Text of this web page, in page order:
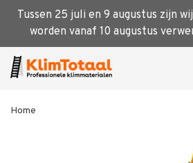
Tussen 25 juli en 9 augustus zijn
worden vanaf 10 augustus
Home